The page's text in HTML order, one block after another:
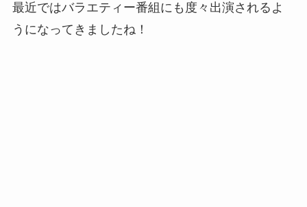
最近ではバラエティー番組にも度々出演されるよ
うになってきましたね！